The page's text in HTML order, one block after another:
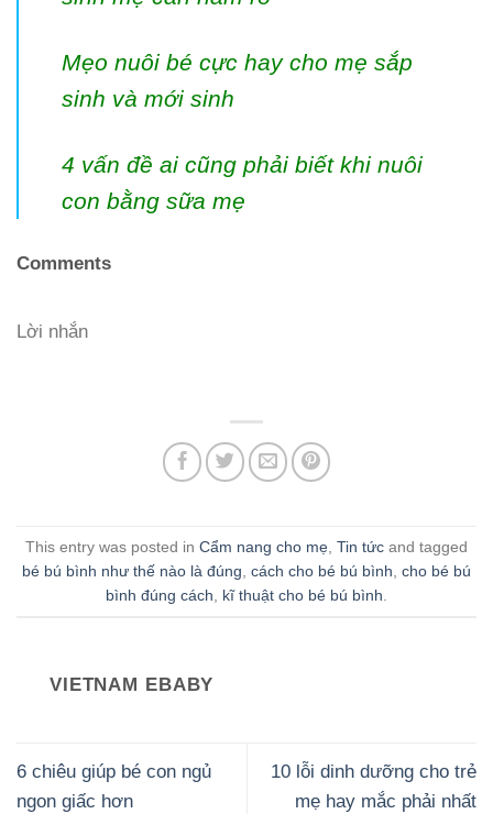
Mẹo nuôi bé cực hay cho mẹ sắp
sinh và mới sinh
4 vấn đề ai cũng phải biết khi nuôi
con bằng sữa mẹ
Comments
Lời nhắn
This entry was posted in Cẩm nang cho mẹ Tin tức and tagged
bé bú bình như thế nào là đúng cách cho bé bú bình cho bé bú
bình đúng cách
kĩ thuật cho bé bú bình
VIETNAM EBABY
6 chiêu giúp bé con ngủ
ngon giấc hơn
10 lỗi dinh dưỡng cho trẻ
mẹ hay mắc phải nhất